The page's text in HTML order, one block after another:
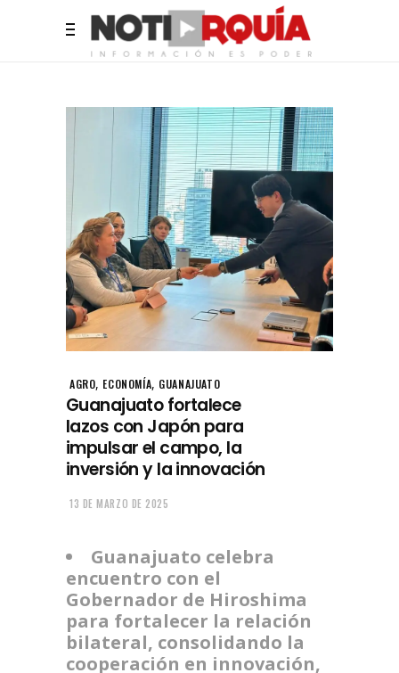
AGRO, ECONOMÍA, GUANAJUATO
Guanajuato fortalece
lazos con Japón para
impulsar el campo, la
inversión y la innovación
13 DE MARZO DE 2025
Guanajuato celebra
encuentro con el
Gobernador de Hiroshima
para fortalecer la relación
bilateral, consolidando la
cooperación en innovación,